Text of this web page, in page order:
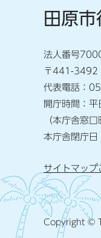
田原市
法人番号
〒441-3492
代表電話：
開庁時間：
（本庁舎窓
本庁舎閉庁日
サイトマップ
Copyright ©